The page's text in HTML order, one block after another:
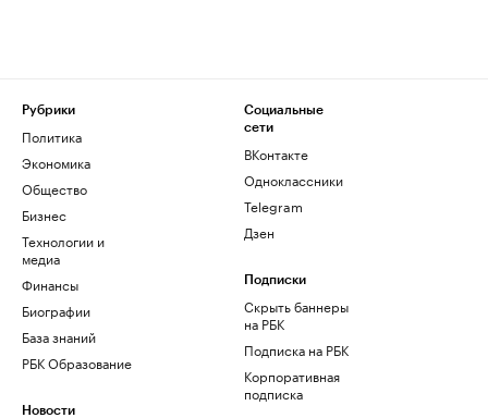
Рубрики
Политика
Экономика
Общество
Бизнес
Технологии и
медиа
Финансы
Биографии
База знаний
РБК Образование
Новости
Социальные
сети
ВКонтакте
Одноклассники
Telegram
Дзен
Подписки
Скрыть баннеры
на РБК
Подписка на РБК
Корпоративная
подписка